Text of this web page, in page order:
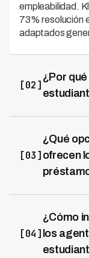
empleabilidad.
73% resolución
adaptados
[02]
¿Por
67% gana
freelance
transición. No
económica
[03]
¿Qué
ofrecen
de ingreso
y
empleo). Kleva
78-88%
[04]
¿Cómo
los